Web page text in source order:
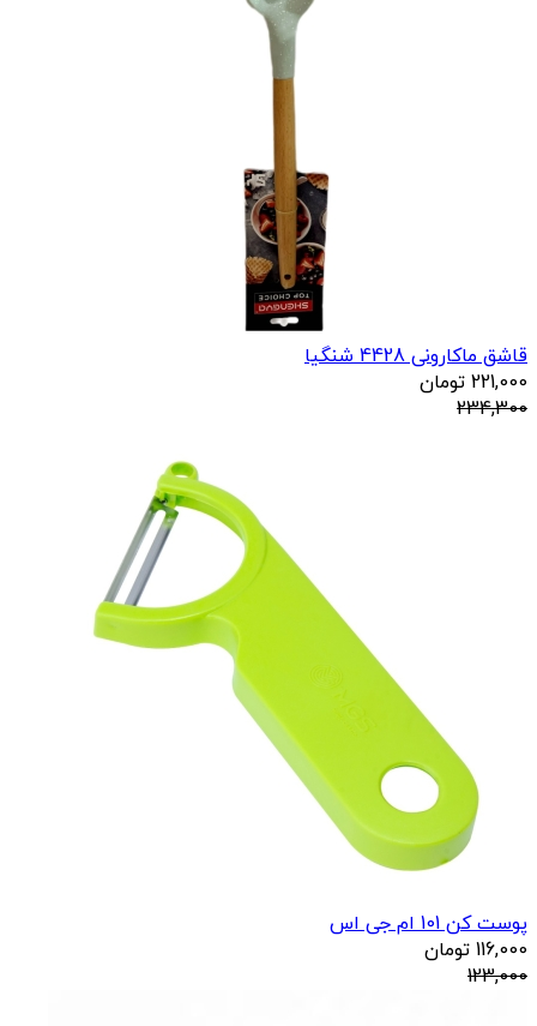
قاشق ماکارونی 4428 شنگیا
221,000 تومان
234,300
پوست کن 101 ام جی اس
116,000 تومان
123,000